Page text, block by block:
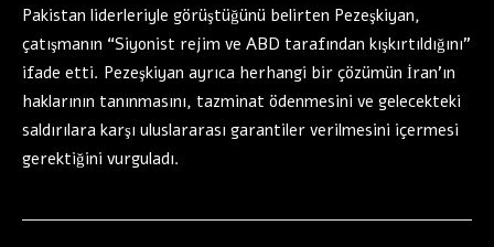
Pakistan liderleriyle görüştüğünü belirten Pezeşkiyan,
çatışmanın “Siyonist rejim ve ABD tarafından kışkırtıldığını”
ifade etti. Pezeşkiyan ayrıca herhangi bir çözümün İran’ın
haklarının tanınmasını, tazminat ödenmesini ve gelecekteki
saldırılara karşı uluslararası garantiler verilmesini içermesi
gerektiğini vurguladı.